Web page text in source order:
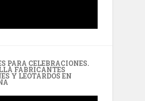
PARA CELEBRACIONES.
FABRICANTES
Y LEOTARDOS EN